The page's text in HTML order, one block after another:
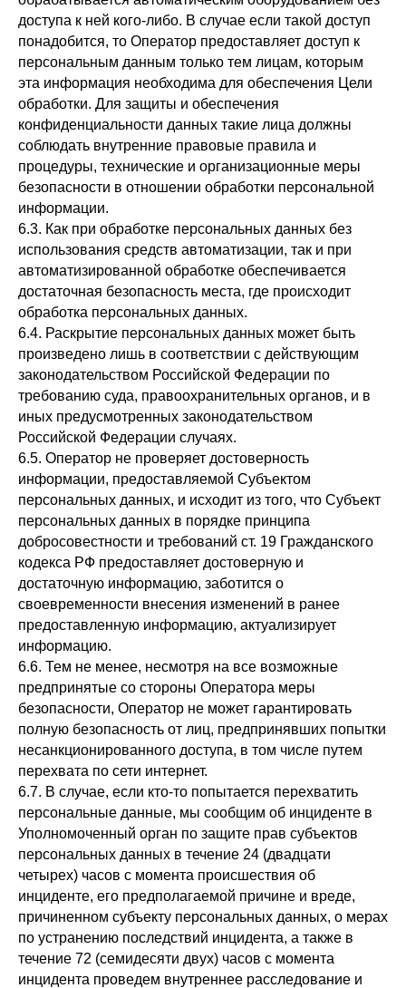
доступа к ней кого-либо. В случае если такой доступ
понадобится, то Оператор предоставляет доступ к
персональным данным только тем лицам, которым
эта информация необходима для обеспечения Цели
обработки. Для защиты и обеспечения
конфиденциальности данных такие лица должны
соблюдать внутренние правовые правила и
процедуры, технические и организационные меры
безопасности в отношении обработки персональной
информации.
6.3. Как при обработке персональных данных без
использования средств автоматизации, так и при
автоматизированной обработке обеспечивается
достаточная безопасность места, где происходит
обработка персональных данных.
6.4. Раскрытие персональных данных может быть
произведено лишь в соответствии с действующим
законодательством Российской Федерации по
требованию суда, правоохранительных органов, и в
иных предусмотренных законодательством
Российской Федерации случаях.
6.5. Оператор не проверяет достоверность
информации, предоставляемой Субъектом
персональных данных, и исходит из того, что Субъект
персональных данных в порядке принципа
добросовестности и требований ст. 19 Гражданского
кодекса РФ предоставляет достоверную и
достаточную информацию, заботится о
своевременности внесения изменений в ранее
предоставленную информацию, актуализирует
информацию.
6.6. Тем не менее, несмотря на все возможные
предпринятые со стороны Оператора меры
безопасности, Оператор не может гарантировать
полную безопасность от лиц, предпринявших попытки
несанкционированного доступа, в том числе путем
перехвата по сети интернет.
6.7. В случае, если кто-то попытается перехватить
персональные данные, мы сообщим об инциденте в
Уполномоченный орган по защите прав субъектов
персональных данных в течение 24 (двадцати
четырех) часов с момента происшествия об
инциденте, его предполагаемой причине и вреде,
причиненном субъекту персональных данных, о мерах
по устранению последствий инцидента, а также в
течение 72 (семидесяти двух) часов с момента
инцидента проведем внутреннее расследование и